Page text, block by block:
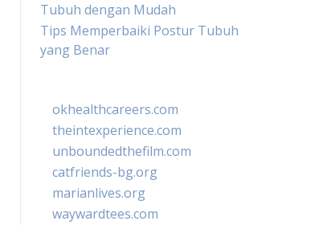
Tubuh dengan Mudah
Tips Memperbaiki Postur Tubuh
yang Benar
okhealthcareers.com
theintexperience.com
unboundedthefilm.com
catfriends-bg.org
marianlives.org
waywardtees.com